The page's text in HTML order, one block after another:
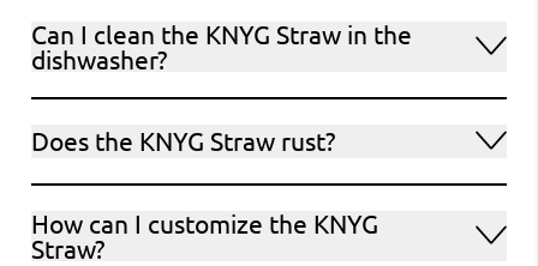
Can I clean the KNYG Straw in the
dishwasher?
Does the KNYG Straw rust?
How can I customize the KNYG
Straw?